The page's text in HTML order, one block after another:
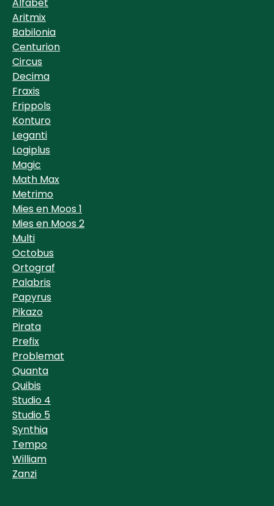
Aritmix
Babilonia
Centurion
Circus
Decima
Fraxis
Frippols
Konturo
Leganti
Logiplus
Magic
Math Max
Metrimo
Mies en Moos 1
Mies en Moos 2
Multi
Octobus
Ortograf
Palabris
Papyrus
Pikazo
Pirata
Prefix
Problemat
Quanta
Quibis
Studio 4
Studio 5
Synthia
Tempo
William
Zanzi